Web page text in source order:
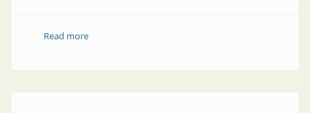
Read moreabout Llamado de atención, llamado a la seguridad